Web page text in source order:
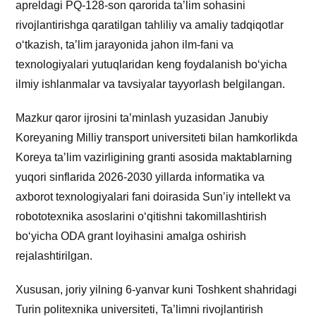
apreldagi PQ-128-son qarorida taʼlim sohasini
rivojlantirishga qaratilgan tahliliy va amaliy tadqiqotlar
oʻtkazish, taʼlim jarayonida jahon ilm-fani va
texnologiyalari yutuqlaridan keng foydalanish boʻyicha
ilmiy ishlanmalar va tavsiyalar tayyorlash belgilangan.
Mazkur qaror ijrosini ta’minlash yuzasidan Janubiy
Koreyaning Milliy transport universiteti bilan hamkorlikda
Koreya taʼlim vazirligining granti asosida maktablarning
yuqori sinflarida 2026-2030 yillarda informatika va
axborot texnologiyalari fani doirasida Sunʼiy intellekt va
robototexnika asoslarini oʻqitishni takomillashtirish
boʻyicha ODA grant loyihasini amalga oshirish
rejalashtirilgan.
Xususan, joriy yilning 6-yanvar kuni Toshkent shahridagi
Turin politexnika universiteti, Ta’limni rivojlantirish